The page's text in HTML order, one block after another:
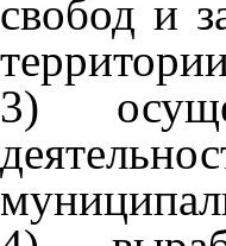
свобод и
3)